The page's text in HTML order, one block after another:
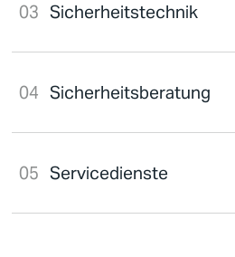
Sicherheitstechnik
Sicherheitsberatung
Servicedienste